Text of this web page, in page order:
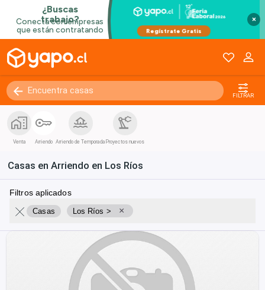
×
FILTRAR
Venta Arriendo Arriendo de Temporada Proyectos nuevos
Casas en Arriendo en Los Ríos
Filtros aplicados
Casas Los Ríos > ×